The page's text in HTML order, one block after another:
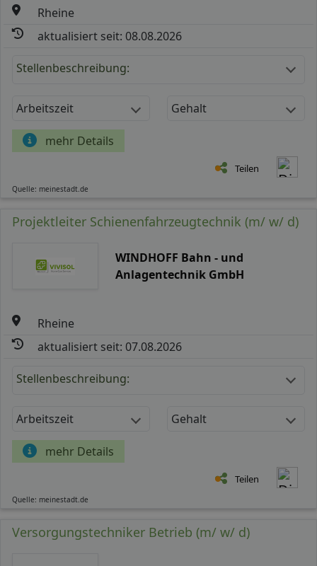
Rheine
aktualisiert seit: 08.08.2026
Stellenbeschreibung:
Arbeitszeit Gehalt
mehr Details
Teilen
Quelle: meinestadt.de
Projektleiter Schienenfahrzeugtechnik (m/ w/ d)
WINDHOFF Bahn - und
Anlagentechnik GmbH
Rheine
aktualisiert seit: 07.08.2026
Stellenbeschreibung:
Arbeitszeit Gehalt
mehr Details
Teilen
Quelle: meinestadt.de
Versorgungstechniker Betrieb (m/ w/ d)